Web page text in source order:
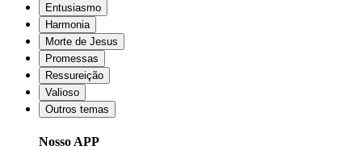
Entusiasmo
Harmonia
Morte de Jesus
Promessas
Ressureição
Valioso
Outros temas
Nosso APP